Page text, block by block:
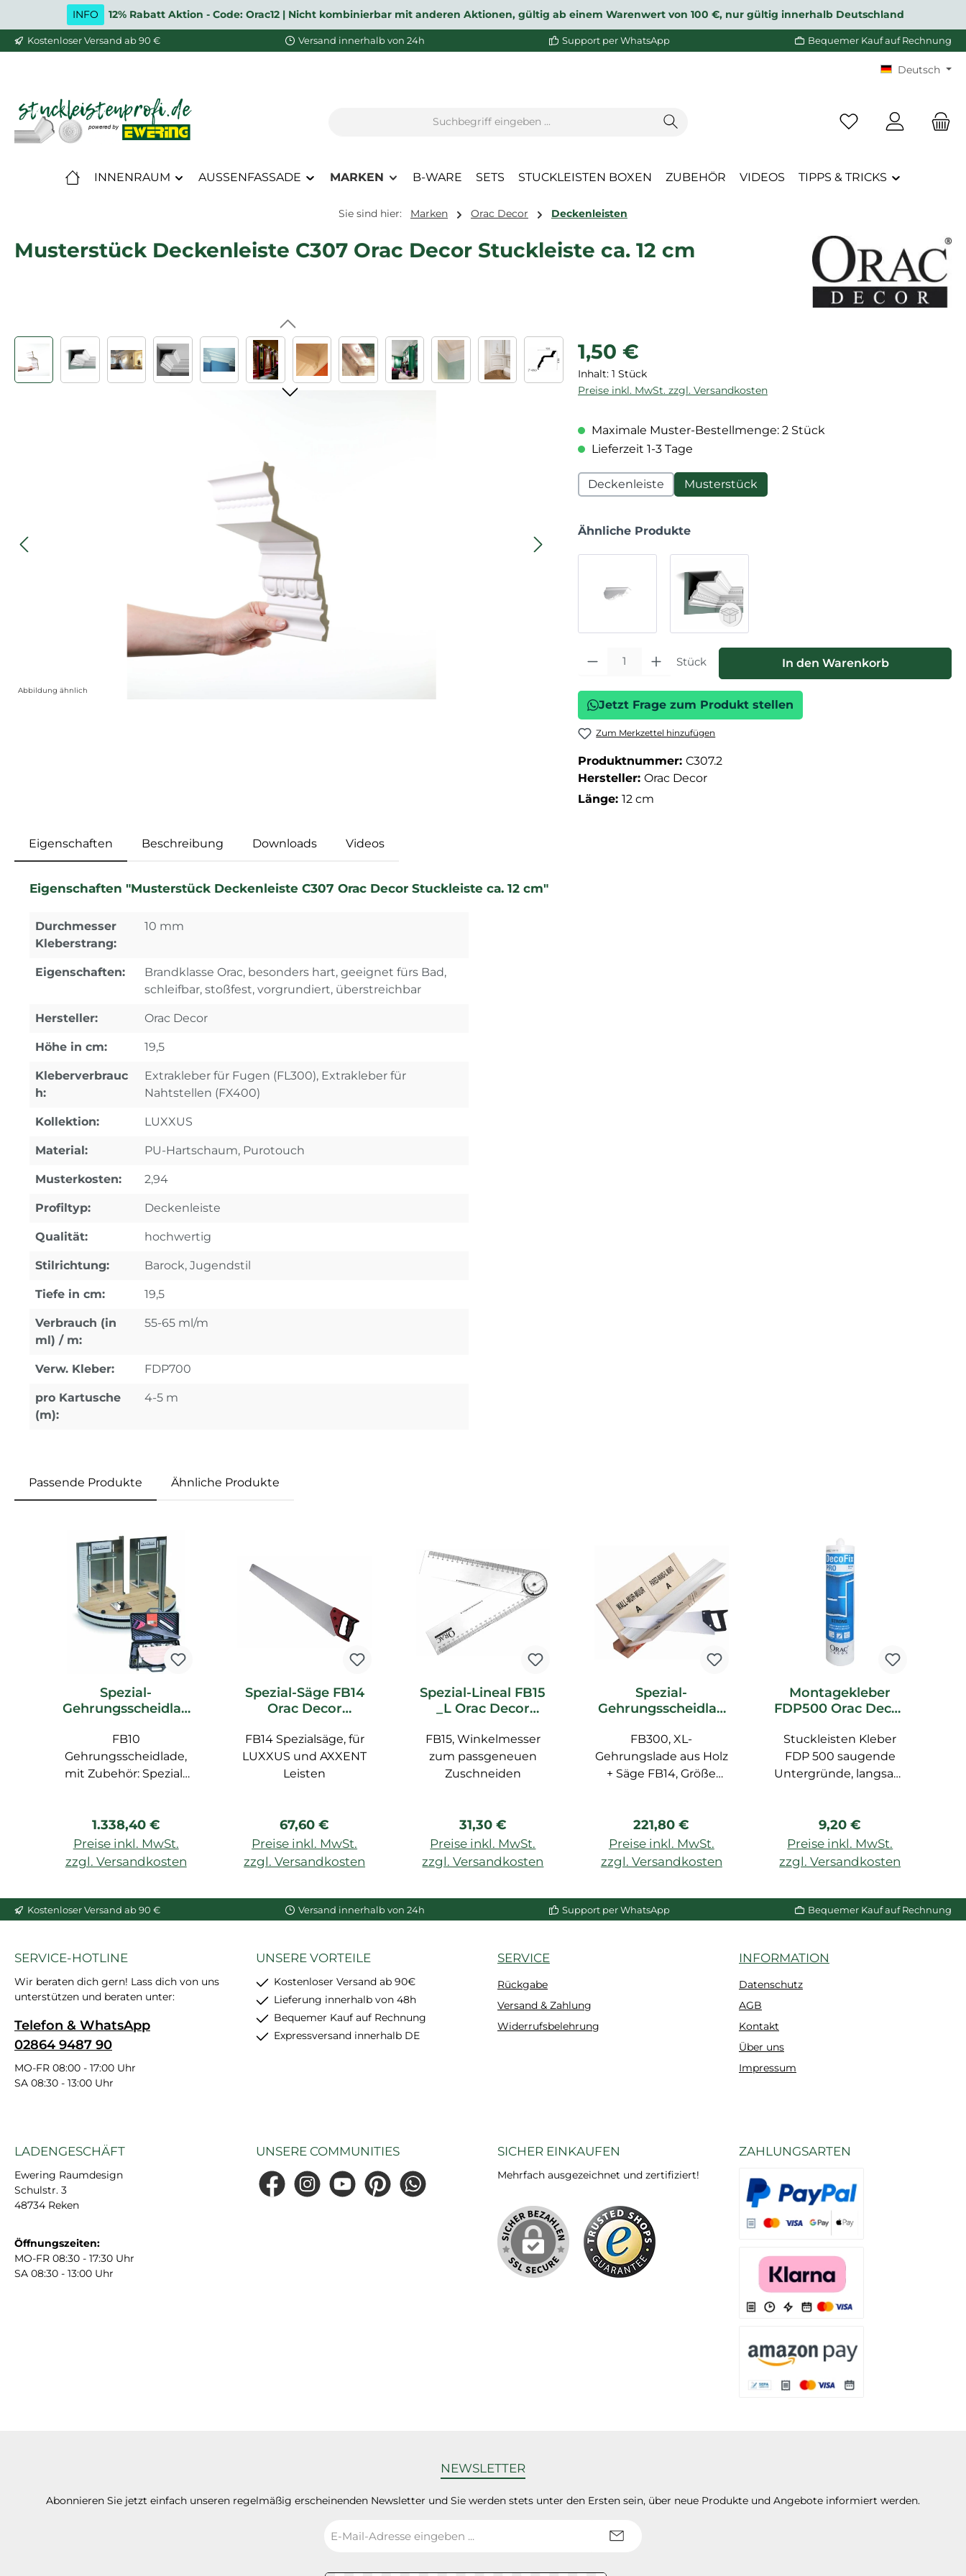
Hauptinhalt springen
Zur Suche springen
Zur Hauptnavigation springen
INFO 12% Rabatt Aktion - Code: Orac12 | Nicht kombinierbar mit anderen Aktionen, gültig ab einem Warenwert von 100 €, nur gültig innerhalb Deutschland
Kostenloser Versand ab 90 € Versand innerhalb von 24h Support per WhatsApp Bequemer Kauf auf Rechnung
Deutsch
Du hast 0 Produkte
INNENRAUM AUSSENFASSADE MARKEN B-WARE SETS STUCKLEISTEN BOXEN ZUBEHÖR VIDEOS TIPPS & TRICKS
Sie sind hier: Marken Orac Decor Deckenleisten
Musterstück Deckenleiste C307 Orac Decor Stuckleiste ca. 12 cm
Bildergalerie überspringen
Abbildung ähnlich
Regulärer Preis:
1,50 €
Inhalt: 1 Stück
Preise inkl. MwSt. zzgl. Versandkosten
Maximale Muster-Bestellmenge: 2 Stück
Lieferzeit 1-3 Tage
Deckenleiste Musterstück
Ähnliche Produkte
Produkt Anzahl: Gib den gewünschten Wert ein oder benutze die
Stück In den Warenkorb
Jetzt Frage zum Produkt stellen
Zum Merkzettel hinzufügen
Produktnummer: C307.2
Hersteller: Orac Decor
Länge: 12 cm
Eigenschaften Beschreibung Downloads Videos
Eigenschaften "Musterstück Deckenleiste C307 Orac Decor Stuckleiste ca. 12 cm"
Durchmesser
Kleberstrang:
10 mm
Eigenschaften:
Brandklasse Orac, besonders hart, geeignet fürs Bad,
schleifbar, stoßfest, vorgrundiert, überstreichbar
Hersteller: Orac Decor
Höhe in cm: 19,5
Kleberverbrauc
h:
Extrakleber für Fugen (FL300), Extrakleber für
Nahtstellen (FX400)
Kollektion: LUXXUS
Material: PU-Hartschaum, Purotouch
Musterkosten: 2,94
Profiltyp: Deckenleiste
Qualität: hochwertig
Stilrichtung: Barock, Jugendstil
Tiefe in cm: 19,5
Verbrauch (in
ml) / m:
55-65 ml/m
Verw. Kleber: FDP700
pro Kartusche
(m):
4-5 m
Passende Produkte Ähnliche Produkte
Spezial-
Gehrungsscheidlad
Zubehör
FB10
Gehrungsscheidlade,
mit Zubehör: Spezial-
FB15
Regulärer Preis:
1.338,40 €
Preise inkl. MwSt.
zzgl. Versandkosten
Spezial-Säge FB14
Orac Decor
FB14 Spezialsäge, für
LUXXUS und AXXENT
Leisten
Regulärer Preis:
67,60 €
Preise inkl. MwSt.
zzgl. Versandkosten
Spezial-Lineal FB15
_L Orac Decor
FB15, Winkelmesser
zum passgeneuen
Zuschneiden
Regulärer Preis:
31,30 €
Preise inkl. MwSt.
zzgl. Versandkosten
Spezial-
Gehrungsscheidlad
Zubehör
FB300, XL-
Gehrungslade aus Holz
+ Säge FB14, Größe
Regulärer Preis:
221,80 €
Preise inkl. MwSt.
zzgl. Versandkosten
Montagekleber
FDP500 Orac Decor
Stuckleisten Kleber
FDP 500 saugende
Untergründe, langsam
24 Std., für LUXXUS,
BASIXX, AXXENT, 310
ml, für Innenräume, für
geeignet.
Regulärer Preis:
9,20 €
Preise inkl. MwSt.
zzgl. Versandkosten
Kostenloser Versand ab 90 € Versand innerhalb von 24h Support per WhatsApp Bequemer Kauf auf Rechnung
SERVICE-HOTLINE
Wir beraten dich gern! Lass dich von uns
unterstützen und beraten unter:
Telefon & WhatsApp
02864 9487 90
MO-FR 08:00 - 17:00 Uhr
SA 08:30 - 13:00 Uhr
UNSERE VORTEILE
Kostenloser Versand ab 90€
Lieferung innerhalb von 48h
Bequemer Kauf auf Rechnung
Expressversand innerhalb DE
SERVICE
Rückgabe
Versand & Zahlung
Widerrufsbelehrung
INFORMATION
Datenschutz
AGB
Kontakt
Über uns
Impressum
LADENGESCHÄFT
Ewering Raumdesign
Schulstr. 3
48734 Reken
Öffnungszeiten:
MO-FR 08:30 - 17:30 Uhr
SA 08:30 - 13:00 Uhr
UNSERE COMMUNITIES
FacebookInstagramYouTubePinterestWhatsApp
SICHER EINKAUFEN
Mehrfach ausgezeichnet und zertifiziert!
ZAHLUNGSARTEN
NEWSLETTER
Abonnieren Sie jetzt einfach unseren regelmäßig erscheinenden Newsletter und Sie werden stets unter den Ersten sein, über neue Produkte und Angebote informiert werden.
Mail-
*